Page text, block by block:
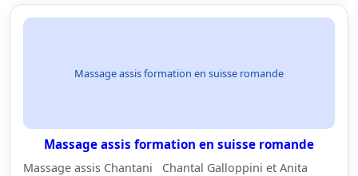
Massage assis formation en suisse romande
Massage assis formation en suisse romande
Massage assis Chantani Chantal Galloppini et Anita